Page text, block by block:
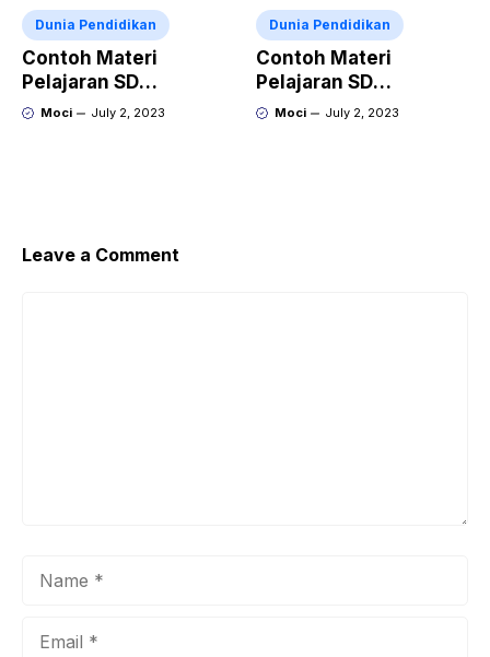
Dunia Pendidikan
Contoh Materi
Pelajaran SD
Penjumlahan dan
Moci July 2, 2023
Dunia Pendidikan
Contoh Materi
Pelajaran SD
Mengenal Angka dan
Moci July 2, 2023
Leave a Comment